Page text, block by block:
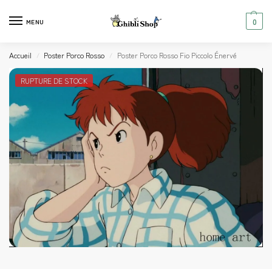
MENU 0
Accueil / Poster Porco Rosso / Poster Porco Rosso Fio Piccolo Énervé
RUPTURE DE STOCK